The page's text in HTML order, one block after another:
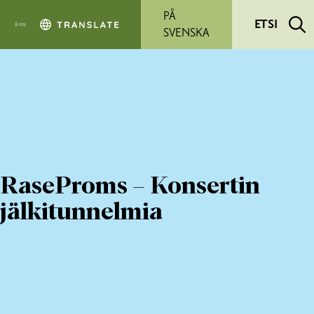
PÅ
SVENSKA
ETSI
RaseProms – Konsertin
jälkitunnelmia